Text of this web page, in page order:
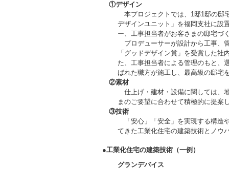
①デザイン
本プロジェクトでは、1邸1邸の邸
デザインユニット」を福岡支社に設
ー、工事担当者がお客さまの邸宅づ
プロデューサーが設計から工事、
「グッドデザイン賞」を受賞した
た、工事担当者による管理のもと、
ばれた職方が施工し、最高級の邸宅
②素材
仕上げ・建材・設備に関しては、
まのご要望に合わせて積極的に提案
③技術
「安心」「安全」を実現する構造
てきた工業化住宅の建築技術とノウ
●工業化住宅の建築技術（一例）
グランデバイス